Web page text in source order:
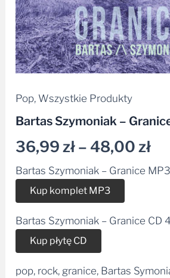
Pop, Wszystkie Produkty
Bartas Szymoniak –
36,99zł– 48,00zł
Bartas Szymoniak – Granice MP3
Kup komplet MP3
Bartas Szymoniak – Granice CD
Kup płytę CD
pop, rock, granice, Bartas